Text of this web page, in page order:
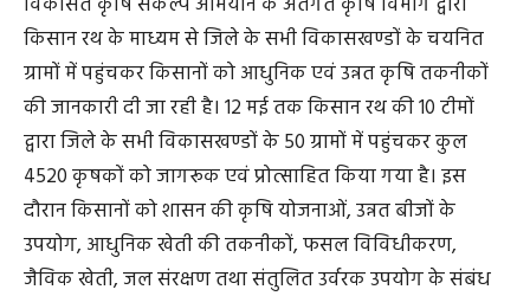
विकसित कृषि संकल्प अभियान के अंतर्गत कृषि विभाग द्वारा
किसान रथ के माध्यम से जिले के सभी विकासखण्डों के चयनित
ग्रामों में पहुंचकर किसानों को आधुनिक एवं उन्नत कृषि तकनीकों
की जानकारी दी जा रही है। 12 मई तक किसान रथ की 10 टीमों
द्वारा जिले के सभी विकासखण्डों के 50 ग्रामों में पहुंचकर कुल
4520 कृषकों को जागरूक एवं प्रोत्साहित किया गया है। इस